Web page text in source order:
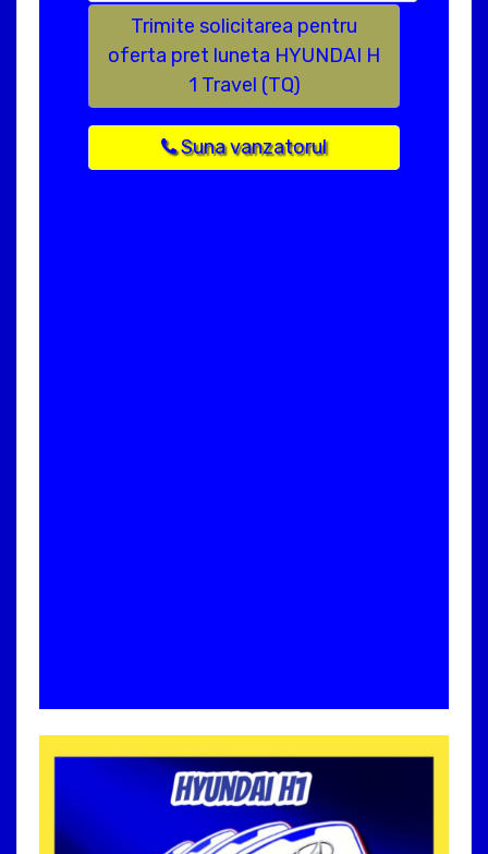
Trimite solicitarea pentru
oferta pret luneta HYUNDAI H
1 Travel (TQ)
Suna vanzatorul